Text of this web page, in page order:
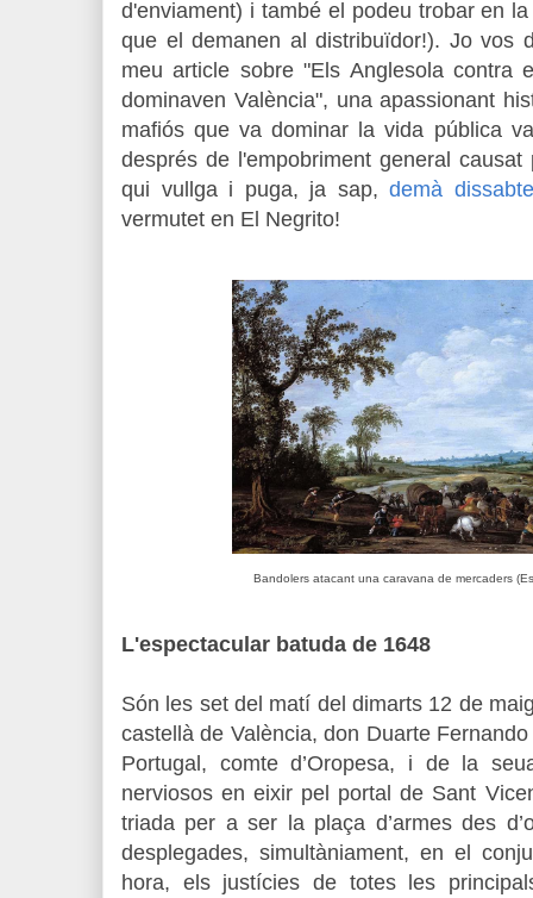
d'enviament) i també el podeu trobar en
que el demanen al distribuïdor!). Jo vos
meu article sobre "Els Anglesola contra
dominaven València", una apassionant
mafiós que va dominar la vida pública
després de l'empobriment general
qui vullga i puga, ja sap,demà
vermutet en El Negrito!
Bandolers atacant una caravana de mercaders
L'espectacular batuda de 1648
Són les set del matí del dimarts 12 de
castellà de València, don Duarte
Portugal, comte d’Oropesa, i de la
nerviosos en eixir pel portal de Sant
triada per a ser la plaça d’armes des
desplegades, simultàniament, en el
hora, els justícies de totes les